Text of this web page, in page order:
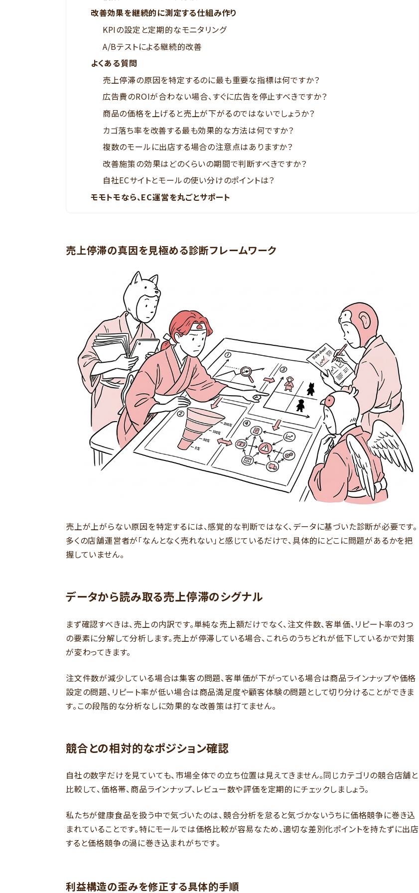
改善効果を継続的に測定する仕組み作り
KPIの設定と定期的なモニタリング
A/Bテストによる継続的改善
よくある質問
売上停滞の原因を特定するのに最も重要な指標は何ですか？
広告費のROIが合わない場合、すぐに広告を停止すべきですか？
商品の価格を上げると売上が下がるのではないでしょうか？
カゴ落ち率を改善する最も効果的な方法は何ですか？
複数のモールに出店する場合の注意点はありますか？
改善施策の効果はどのくらいの期間で判断すべきですか？
自社ECサイトとモールの使い分けのポイントは？
モモトモなら、EC運営を丸ごとサポート
売上停滞の真因を見極める診断フレームワーク
売上が上がらない原因を特定するには、感覚的な判断ではなく、データに基づいた診断が必要です。
多くの店舗運営者が「なんとなく売れない」と感じているだけで、具体的にどこに問題があるかを把
握していません。
データから読み取る売上停滞のシグナル
まず確認すべきは、売上の内訳です。単純な売上額だけでなく、注文件数、客単価、リピート率の3つ
の要素に分解して分析します。売上が停滞している場合、これらのうちどれが低下しているかで対策
が変わってきます。
注文件数が減少している場合は集客の問題、客単価が下がっている場合は商品ラインナップや価格
設定の問題、リピート率が低い場合は商品満足度や顧客体験の問題として切り分けることができま
す。この段階的な分析なしに効果的な改善策は打てません。
競合との相対的なポジション確認
自社の数字だけを見ていても、市場全体での立ち位置は見えてきません。同じカテゴリの競合店舗と
比較して、価格帯、商品ラインナップ、レビュー数や評価を定期的にチェックしましょう。
私たちが健康食品を扱う中で気づいたのは、競合分析を怠ると気づかないうちに価格競争に巻き込
まれていることです。特にモールでは価格比較が容易なため、適切な差別化ポイントを持たずに出店
すると価格競争の渦に巻き込まれがちです。
利益構造の歪みを修正する具体的手順